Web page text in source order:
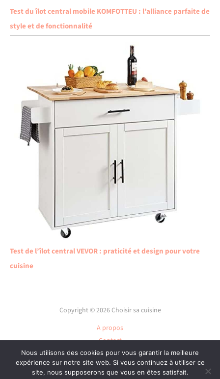
Test du îlot central mobile KOMFOTTEU : l’alliance parfaite de
style et de fonctionnalité
Test de l’îlot central VEVOR : praticité et design pour votre
cuisine
Copyright © 2026 Choisir sa cuisine
A propos
Contact
Plan du site
Mentions légales
Nous utilisons des cookies pour vous garantir la meilleure
expérience sur notre site web. Si vous continuez à utiliser ce
site, nous supposerons que vous en êtes satisfait.